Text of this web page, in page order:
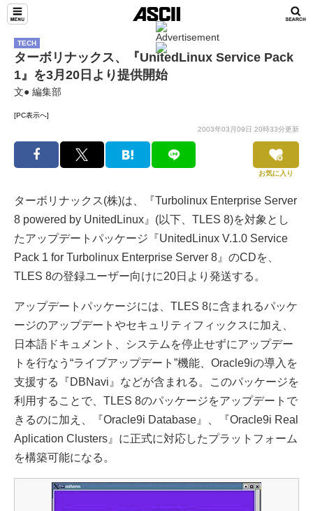
TECH
ターボリナックス、『UnitedLinux Service Pack
1』を3月20日より提供開始
文● 編集部
[PC表示へ]
2003年03月09日 20時33分更新
お気に入り
ターボリナックス(株)は、『Turbolinux Enterprise Server
8 powered by UnitedLinux』(以下、TLES 8)を対象とし
たアップデートパッケージ『UnitedLinux V.1.0 Service
Pack 1 for Turbolinux Enterprise Server 8』のCDを、
TLES 8の登録ユーザー向けに20日より発送する。
アップデートパッケージには、TLES 8に含まれるパッケ
ージのアップデートやセキュリティフィックスに加え、
日本語ドキュメント、システムを停止せずにアップデー
トを行なう“ライブアップデート”機能、Oracle9iの導入を
支援する『DBNavi』などが含まれる。このパッケージを
利用することで、TLES 8のパッケージをアップデートで
きるのに加え、『Oracle9i Database』、『Oracle9i Real
Aplication Clusters』に正式に対応したプラットフォーム
を構築可能になる。